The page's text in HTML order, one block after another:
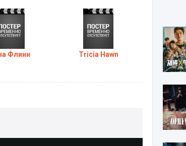
Флинн Tricia Hawn